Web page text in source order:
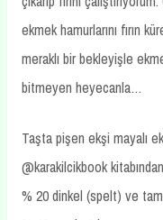
ekmek hamurlarını fırın
meraklı bir bekleyişle
bitmeyen heyecanla…
Taşta pişen ekşi mayalı
@karakilcikbook
% 20 dinkel (spelt) ve